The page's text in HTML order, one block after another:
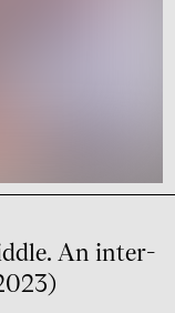
An inter­